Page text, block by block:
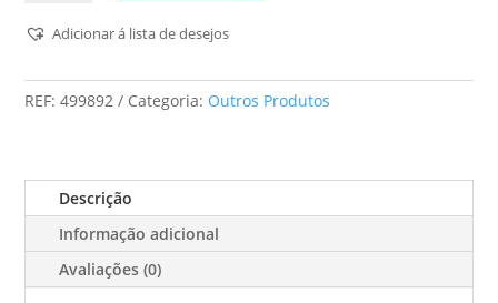
Anti-
Las-
Stf-
Adicionar á lista de desejos
REF:499892 Categoria: Outros Produtos
Descrição
Informação adicional
Avaliações (0)